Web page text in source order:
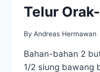
Telur
By Andreas Hermawan
Bahan-bahan 2
1/2 siung bawang